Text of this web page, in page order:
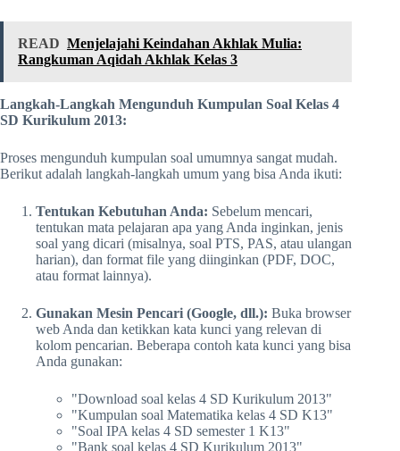
READ Menjelajahi Keindahan Akhlak Mulia:
Rangkuman Aqidah Akhlak Kelas 3
Langkah-Langkah Mengunduh Kumpulan Soal Kelas 4
SD Kurikulum 2013:
Proses mengunduh kumpulan soal umumnya sangat mudah.
Berikut adalah langkah-langkah umum yang bisa Anda ikuti:
Tentukan Kebutuhan Anda: Sebelum mencari,
tentukan mata pelajaran apa yang Anda inginkan, jenis
soal yang dicari (misalnya, soal PTS, PAS, atau ulangan
harian), dan format file yang diinginkan (PDF, DOC,
atau format lainnya).
Gunakan Mesin Pencari (Google, dll.): Buka browser
web Anda dan ketikkan kata kunci yang relevan di
kolom pencarian. Beberapa contoh kata kunci yang bisa
Anda gunakan:
"Download soal kelas 4 SD Kurikulum 2013"
"Kumpulan soal Matematika kelas 4 SD K13"
"Soal IPA kelas 4 SD semester 1 K13"
"Bank soal kelas 4 SD Kurikulum 2013"